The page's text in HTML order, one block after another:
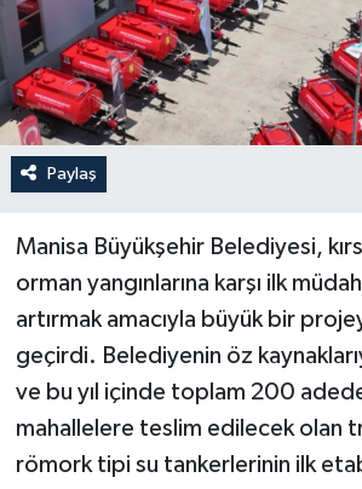
Paylaş
Manisa Büyükşehir Belediyesi,
orman yangınlarına karşı ilk
artırmak amacıyla büyük bir
geçirdi. Belediyenin öz
ve bu yıl içinde toplam 200
mahallelere teslim edilecek olan
römork tipi su tankerlerinin ilk